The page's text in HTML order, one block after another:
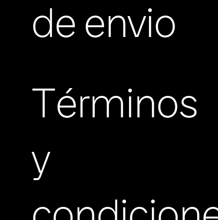
de envio
Términos
y